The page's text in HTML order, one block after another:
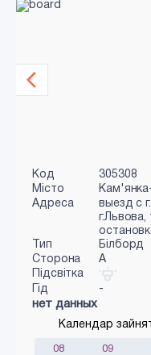
Код
305308
Місто
Адреса
выезд с
Тип
Білборд
Сторона
A
Підсвітка
Гід
-
нет данных
Календар
08 09